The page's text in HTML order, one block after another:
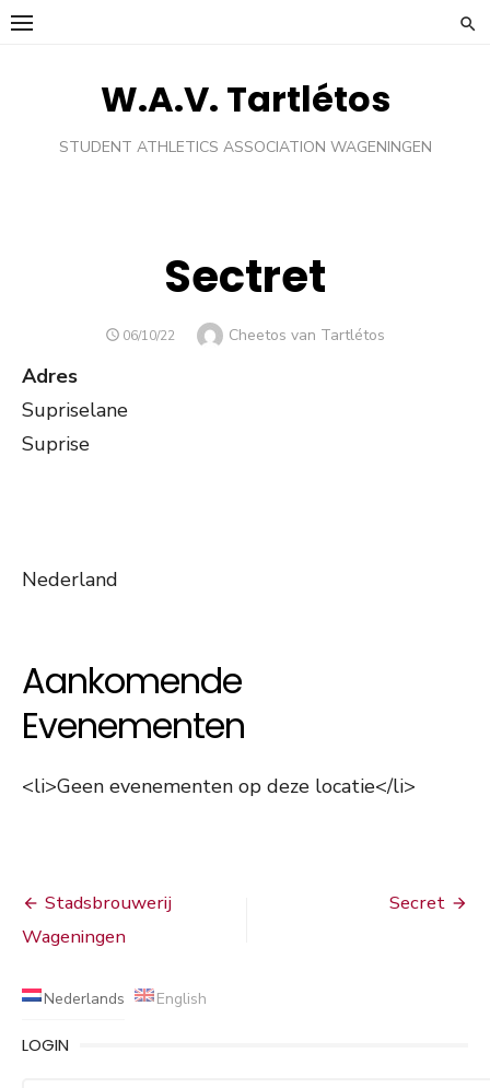
Ga
W.A.V. Tartlétos
STUDENT ATHLETICS ASSOCIATION WAGENINGEN
Sectret
GEPLAATST
06/10/22 Auteur
Cheetos van Tartlétos
Adres
Supriselane
Suprise
Nederland
Aankomende
Evenementen
<li>Geen evenementen op deze locatie</li>
Bericht
navigatie
Stadsbrouwerij
Wageningen
Secret
Nederlands English
LOGIN